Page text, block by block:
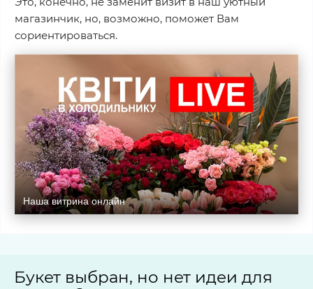
магазинчик, но, возможно, поможет Вам
сориентироваться.
Наша витрина онлайн
Букет выбран, но нет идеи для